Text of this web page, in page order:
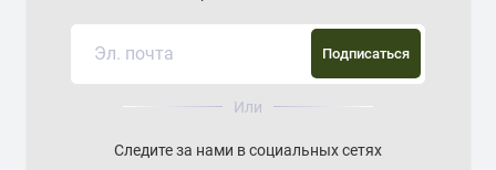
Подписаться
Или
Следите за нами в социальных сетях